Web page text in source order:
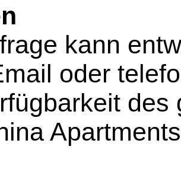
kann
oder